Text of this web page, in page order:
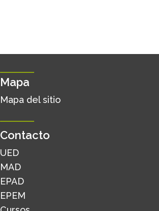
Mapa
Mapa del sitio
Contacto
UED
MAD
EPAD
EPEM